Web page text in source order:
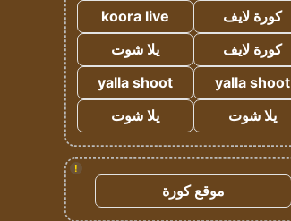
كورة لايف
koora live
كورة لايف
يلا شوت
yalla shoot
yalla shoot
يلا شوت
يلا شوت
!
موقع كورة